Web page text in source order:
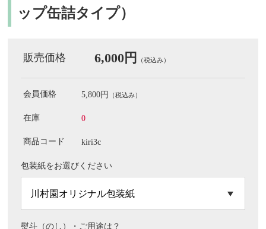
ップ缶詰タイプ）
販売価格 6,000円 （税込み）
会員価格 5,800円 （税込み）
在庫 0
商品コード kiri3c
包装紙をお選びください
熨斗（のし）・ご用途は？